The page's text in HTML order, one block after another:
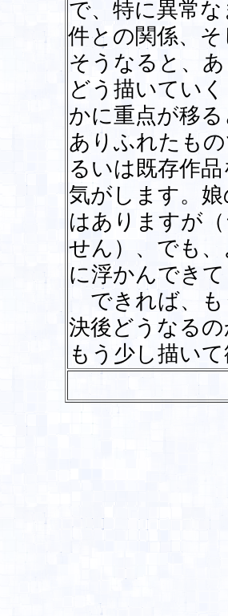
で、特に異常
件との関係、
そうなると、
どう描いていく
かに重点が移
ありふれたも
るいは既存作
気がします。
はありますが
せん）、でも
に浮かんでき
できれば、も
決後どうなる
もう少し描い